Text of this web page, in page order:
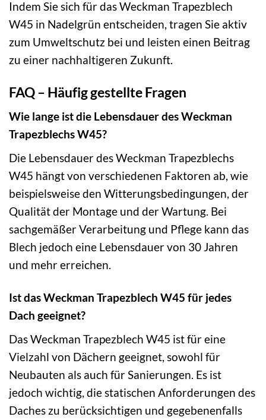
Indem Sie sich für das Weckman Trapezblech
W45 in Nadelgrün entscheiden, tragen Sie aktiv
zum Umweltschutz bei und leisten einen Beitrag
zu einer nachhaltigeren Zukunft.
FAQ – Häufig gestellte Fragen
Wie lange ist die Lebensdauer des Weckman
Trapezblechs W45?
Die Lebensdauer des Weckman Trapezblechs
W45 hängt von verschiedenen Faktoren ab, wie
beispielsweise den Witterungsbedingungen, der
Qualität der Montage und der Wartung. Bei
sachgemäßer Verarbeitung und Pflege kann das
Blech jedoch eine Lebensdauer von 30 Jahren
und mehr erreichen.
Ist das Weckman Trapezblech W45 für jedes
Dach geeignet?
Das Weckman Trapezblech W45 ist für eine
Vielzahl von Dächern geeignet, sowohl für
Neubauten als auch für Sanierungen. Es ist
jedoch wichtig, die statischen Anforderungen des
Daches zu berücksichtigen und gegebenenfalls